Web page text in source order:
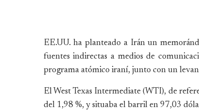
EE.UU. ha planteado a Irán un
fuentes indirectas a medios de
programa atómico iraní, junto con un
El West Texas Intermediate (WTI), de
del 1,98 %, y situaba el barril en 97,03